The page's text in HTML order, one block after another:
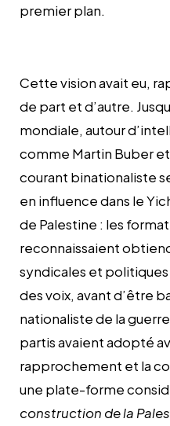
premier plan.
Cette vision avait eu,
de part et d’autre.
mondiale, autour
comme Martin Buber et
courant binationaliste
en influence dans le
de Palestine : les
reconnaissaient
syndicales et politiques
des voix, avant d’être
nationaliste de la
partis avaient adopté
rapprochement et la
une plate-forme
construction de la